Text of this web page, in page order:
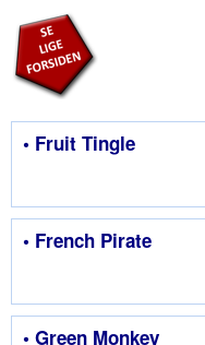
• Fruit Tingle
• French Pirate
• Green Monkey